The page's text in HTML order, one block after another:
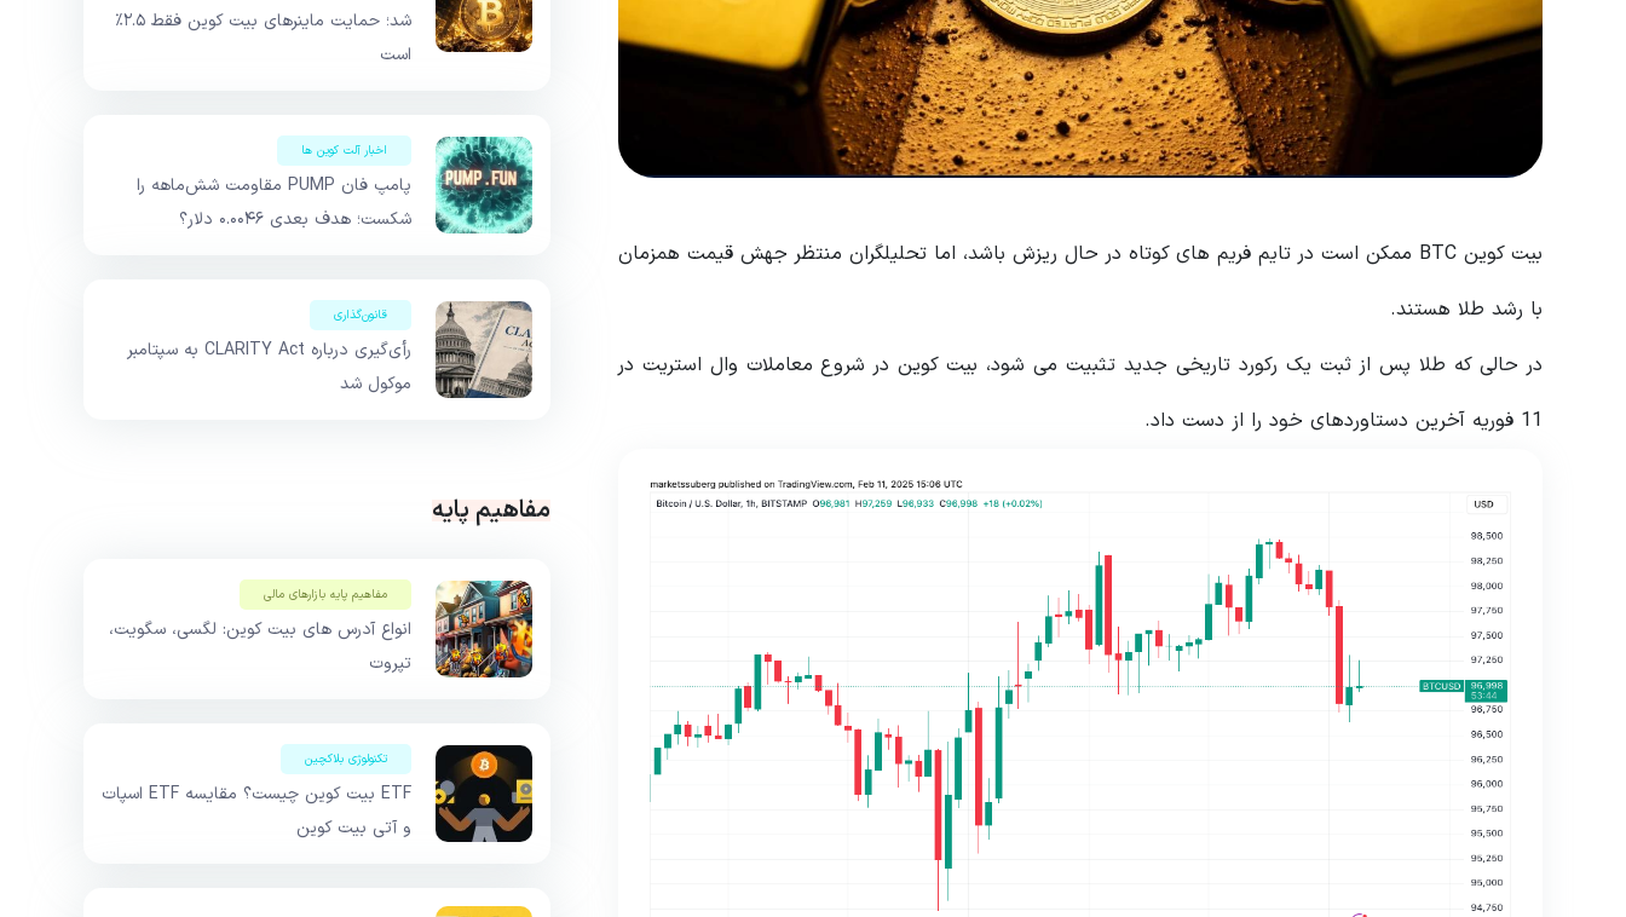
بیت کوین BTC ممکن است در تایم فریم های کوتاه در حال ریزش باشد، اما تحلیلگران منتظر جهش قیمت همزمان
با رشد طلا هستند.
در حالی که طلا پس از ثبت یک رکورد تاریخی جدید تثبیت می شود، بیت کوین در شروع معاملات وال استریت در
11 فوریه آخرین دستاوردهای خود را از دست داد.
شد؛ حمایت ماینرهای بیت کوین فقط ۲.۵٪
است
اخبار آلت کوین ها
پامپ فان PUMP مقاومت شش‌ماهه را
شکست؛ هدف بعدی ۰.۰۰۴۶ دلار؟
قانون‌گذاری
رأی‌گیری درباره CLARITY Act به سپتامبر
موکول شد
مفاهیم پایه
مفاهیم پایه بازار‌های مالی
انواع آدرس های بیت کوین: لگسی، سگویت،
تپروت
تکنولوژی بلاکچین
ETF بیت کوین چیست؟ مقایسه ETF اسپات
و آتی بیت کوین